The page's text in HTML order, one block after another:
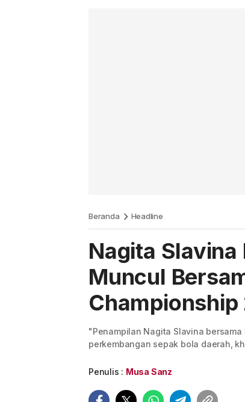
Beranda Headline
Nagita
Muncul
"Penampilan Nagita Slavina
perkembangan sepak bola daerah,
Penulis : Musa Sanz